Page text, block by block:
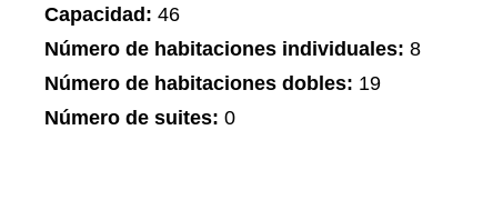
Capacidad: 46
Número de habitaciones individuales: 8
Número de habitaciones dobles: 19
Número de suites: 0